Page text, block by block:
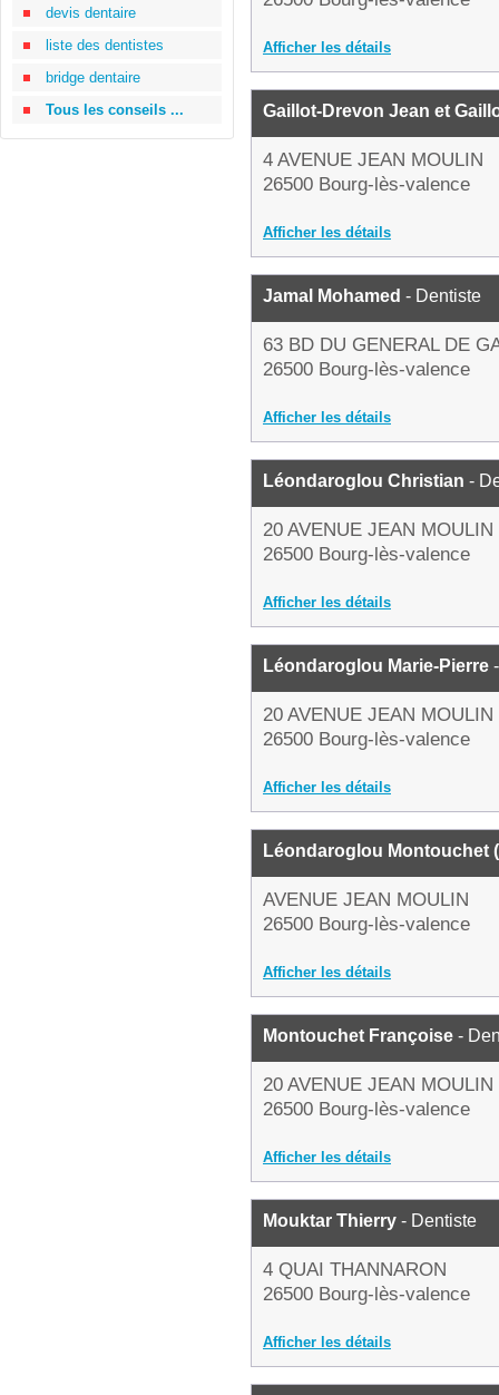
devis dentaire
liste des dentistes
bridge dentaire
Tous les conseils ...
Afficher les détails
Gaillot-Drevon Jean et
4 AVENUE JEAN MOULIN
26500 Bourg-lès-valence
Afficher les détails
Jamal Mohamed - Dentiste
63 BD DU GENERAL DE
26500 Bourg-lès-valence
Afficher les détails
Léondaroglou Christian -
20 AVENUE JEAN MOULIN
26500 Bourg-lès-valence
Afficher les détails
Léondaroglou Marie-Pierre
20 AVENUE JEAN MOULIN
26500 Bourg-lès-valence
Afficher les détails
Léondaroglou Montouchet
AVENUE JEAN MOULIN
26500 Bourg-lès-valence
Afficher les détails
Montouchet Françoise -
20 AVENUE JEAN MOULIN
26500 Bourg-lès-valence
Afficher les détails
Mouktar Thierry - Dentiste
4 QUAI THANNARON
26500 Bourg-lès-valence
Afficher les détails